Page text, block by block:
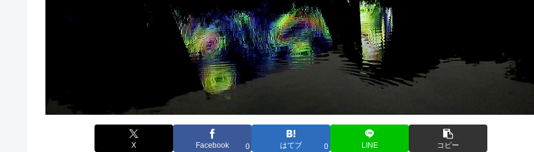
X Facebook 0 はてブ 0 LINE コピー